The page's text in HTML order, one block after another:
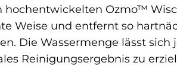
Ozmo™
Weise und entfernt so
Die Wassermenge lässt
Reinigungsergebnis zu